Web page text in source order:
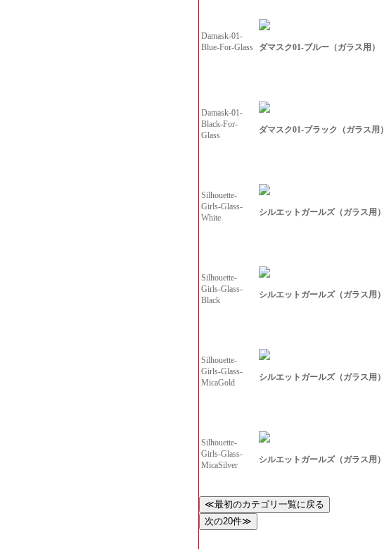
Damask-01-
Blue-For-Glass
ダマスク01-ブルー（ガラス用）
Damask-01-
Black-For-
Glass
ダマスク01-ブラック（ガラス用）
Silhouette-
Girls-Glass-
White
シルエットガールズ（ガラス用）
Silhouette-
Girls-Glass-
Black
シルエットガールズ（ガラス用）
Silhouette-
Girls-Glass-
MicaGold
シルエットガールズ（ガラス用）
Silhouette-
Girls-Glass-
MicaSilver
シルエットガールズ（ガラス用）